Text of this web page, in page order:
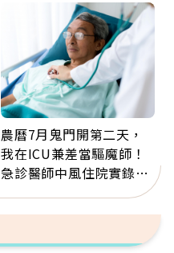
農曆7月鬼門開第二天，
我在ICU兼差當驅魔師！
急診醫師中風住院實錄：